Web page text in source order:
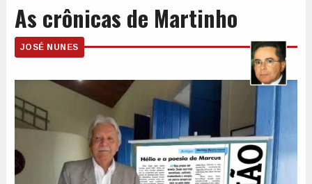
As crônicas de Martinho
JOSÉ NUNES